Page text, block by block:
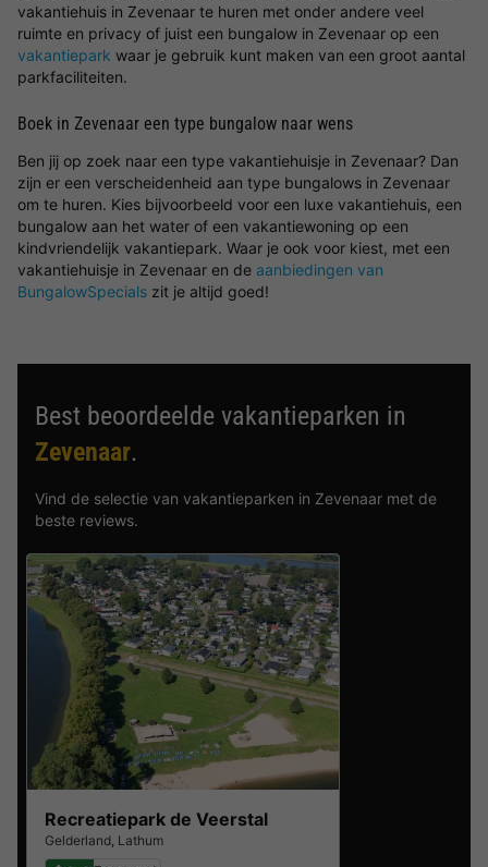
vakantiehuis in Zevenaar te huren met onder andere veel
ruimte en privacy of juist een bungalow in Zevenaar op een
vakantiepark waar je gebruik kunt maken van een groot aantal
parkfaciliteiten.
Boek in Zevenaar een type bungalow naar wens
Ben jij op zoek naar een type vakantiehuisje in Zevenaar? Dan
zijn er een verscheidenheid aan type bungalows in Zevenaar
om te huren. Kies bijvoorbeeld voor een luxe vakantiehuis, een
bungalow aan het water of een vakantiewoning op een
kindvriendelijk vakantiepark. Waar je ook voor kiest, met een
vakantiehuisje in Zevenaar en de aanbiedingen van
BungalowSpecials zit je altijd goed!
Best beoordeelde vakantieparken in
Zevenaar.
Vind de selectie van vakantieparken in Zevenaar met de
beste reviews.
Recreatiepark de Veerstal
Gelderland, Lathum